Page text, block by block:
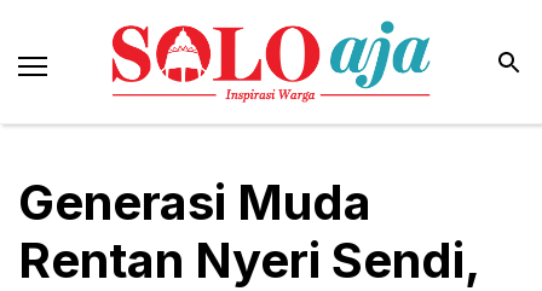
Generasi Muda
Rentan Nyeri Sendi,